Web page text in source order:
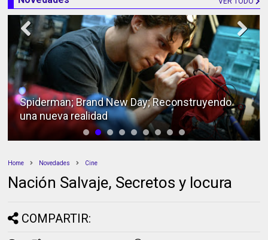
Spiderman; Brand New Day; Reconstruyendo
una nueva realidad
Home Novedades Cine
Nación Salvaje, Secretos y locura
COMPARTIR: